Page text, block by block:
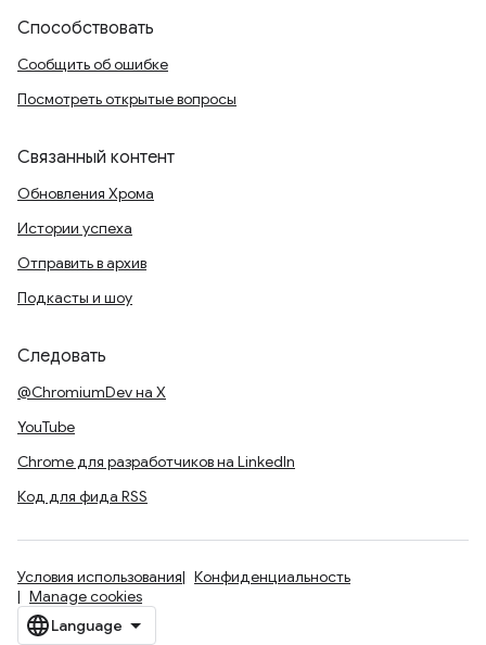
Способствовать
Сообщить об ошибке
Посмотреть открытые вопросы
Связанный контент
Обновления Хрома
Истории успеха
Отправить в архив
Подкасты и шоу
Следовать
@ChromiumDev на X
YouTube
Chrome для разработчиков на LinkedIn
Код для фида RSS
Условия использования
Конфиденциальность
Manage cookies